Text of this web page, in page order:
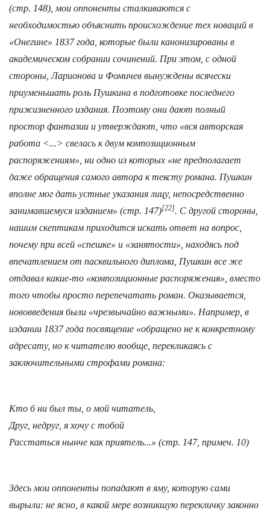
(стр. 148), мои оппоненты сталкиваются с
необходимостью объяснить происхождение тех новаций в
«Онегине» 1837 года, которые были канонизированы в
академическом собрании сочинений. При этом, с одной
стороны, Ларионова и Фомичев вынуж­дены всячески
приуменьшать роль Пушкина в подготовке последнего
прижизненного издания. Поэтому они дают полный
простор фантазии и утверж­дают, что «вся авторская
работа <...> свелась к двум композиционным
распоряжениям», ни одно из которых «не предполагает
даже обращения самого автора к тексту романа. Пушкин
вполне мог дать устные указания лицу, непосредственно
занимавшемуся изданием» (стр. 147)[22]. С другой стороны,
нашим скептикам приходится искать ответ на вопрос,
почему при всей «спешке» и «занятости», находясь под
впечатлением от пасквильного диплома, Пушкин все же
отдавал какие-то «композиционные распоряжения», вместо
того чтобы просто перепечатать роман. Оказывается,
нововведения были «чрезвычайно важными». Например, в
издании 1837 года посвящение «обращено не к конкретному
адресату, но к читателю вообще, перекликаясь с
заключительными строфами романа:
Кто б ни был ты, о мой читатель,
Друг, недруг, я хочу с тобой
Расстаться нынче как приятель...» (стр. 147, примеч. 10)
Здесь мои оппоненты попадают в яму, которую сами
вырыли: не ясно, в какой мере возникшую перекличку законно